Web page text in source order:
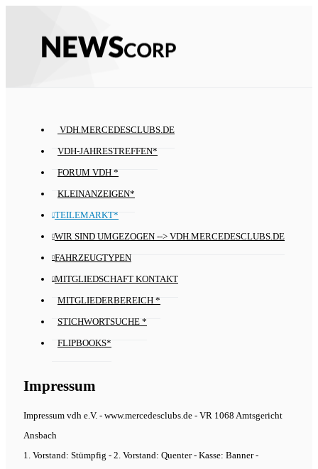
VDH.MERCEDESCLUBS.DE
VDH-JAHRESTREFFEN*
FORUM VDH *
KLEINANZEIGEN*
TEILEMARKT*
WIR SIND UMGEZOGEN --> VDH.MERCEDESCLUBS.DE
FAHRZEUGTYPEN
MITGLIEDSCHAFT KONTAKT
MITGLIEDERBEREICH *
STICHWORTSUCHE *
FLIPBOOKS*
Impressum
Impressum vdh e.V. - www.mercedesclubs.de - VR 1068 Amtsgericht
Ansbach
1. Vorstand: Stümpfig - 2. Vorstand: Quenter - Kasse: Banner -